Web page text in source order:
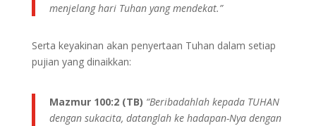
menjelang hari Tuhan yang mendekat.”
Serta keyakinan akan penyertaan Tuhan dalam setiap
pujian yang dinaikkan:
Mazmur 100:2 (TB) “Beribadahlah kepada TUHAN
dengan sukacita, datanglah ke hadapan-Nya dengan